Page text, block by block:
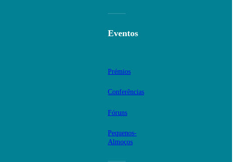
Eventos
Prémios
Conferências
Fóruns
Pequenos-
Almoços